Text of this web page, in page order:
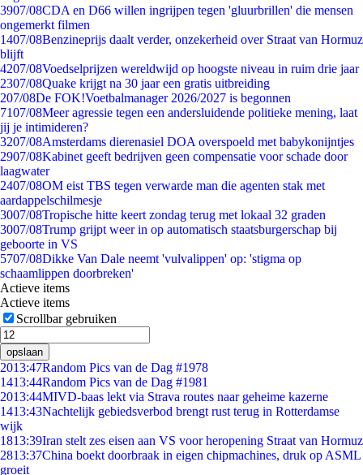
3907/08CDA en D66 willen ingrijpen tegen 'gluurbrillen' die mensen
ongemerkt filmen
1407/08Benzineprijs daalt verder, onzekerheid over Straat van Hormuz
blijft
4207/08Voedselprijzen wereldwijd op hoogste niveau in ruim drie jaar
2307/08Quake krijgt na 30 jaar een gratis uitbreiding
207/08De FOK!Voetbalmanager 2026/2027 is begonnen
7107/08Meer agressie tegen een andersluidende politieke mening, laat
jij je intimideren?
3207/08Amsterdams dierenasiel DOA overspoeld met babykonijntjes
2907/08Kabinet geeft bedrijven geen compensatie voor schade door
laagwater
2407/08OM eist TBS tegen verwarde man die agenten stak met
aardappelschilmesje
3007/08Tropische hitte keert zondag terug met lokaal 32 graden
3007/08Trump grijpt weer in op automatisch staatsburgerschap bij
geboorte in VS
5707/08Dikke Van Dale neemt 'vulvalippen' op: 'stigma op
schaamlippen doorbreken'
Actieve items
Actieve items
Scrollbar gebruiken
opslaan
2013:47Random Pics van de Dag #1978
1413:44Random Pics van de Dag #1981
2013:44MIVD-baas lekt via Strava routes naar geheime kazerne
1413:43Nachtelijk gebiedsverbod brengt rust terug in Rotterdamse
wijk
1813:39Iran stelt zes eisen aan VS voor heropening Straat van Hormuz
2813:37China boekt doorbraak in eigen chipmachines, druk op ASML
groeit